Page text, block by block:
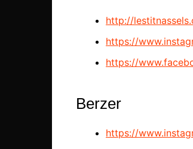
http://
https://
https://
Berzer
https://